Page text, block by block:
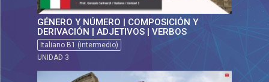
GÉNERO Y NÚMERO | COMPOSICIÓN Y
DERIVACIÓN | ADJETIVOS | VERBOS
Italiano B1 (intermedio)
UNIDAD 3